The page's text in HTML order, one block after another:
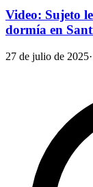
Video: Sujeto
dormía en
27 de julio de 2025·